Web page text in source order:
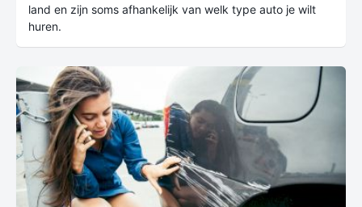
land en zijn soms afhankelijk van welk type auto je wilt
huren.